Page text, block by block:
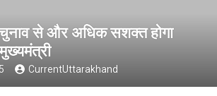
से और अधिक सशक्त होगा
CurrentUttarakhand